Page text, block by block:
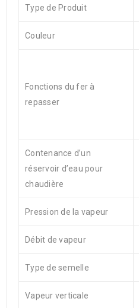
Type de Produit
Couleur
Fonctions du fer à
repasser
Contenance d’un
réservoir d’eau pour
chaudière
Pression de la vapeur
Débit de vapeur
Type de semelle
Vapeur verticale